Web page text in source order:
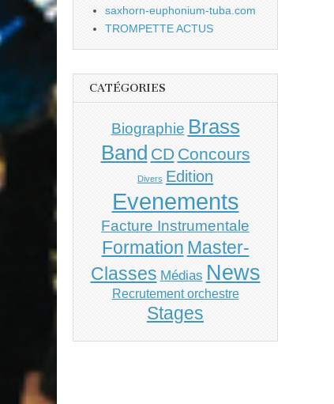
saxhorn-euphonium-tuba.com
TROMPETTE ACTUS
CATÉGORIES
Biographie Brass
Band CD Concours
Divers Edition
Evenements
Facture Instrumentale
Formation Master-
Classes Médias News
Recrutement orchestre
Stages